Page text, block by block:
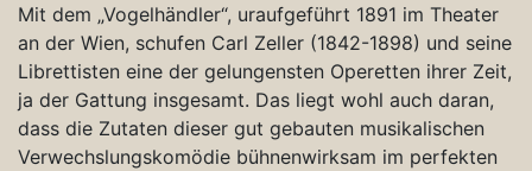
Mit dem „Vogelhändler“, uraufgeführt 1891 im Theater
an der Wien, schufen Carl Zeller (1842-1898) und seine
Librettisten eine der gelungensten Operetten ihrer Zeit,
ja der Gattung insgesamt. Das liegt wohl auch daran,
dass die Zutaten dieser gut gebauten musikalischen
Verwechslungskomödie bühnenwirksam im perfekten